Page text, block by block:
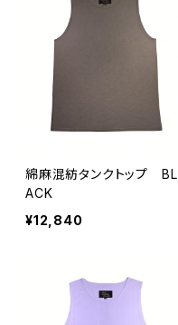
綿麻混紡タンクトップ BL
ACK
¥12,840